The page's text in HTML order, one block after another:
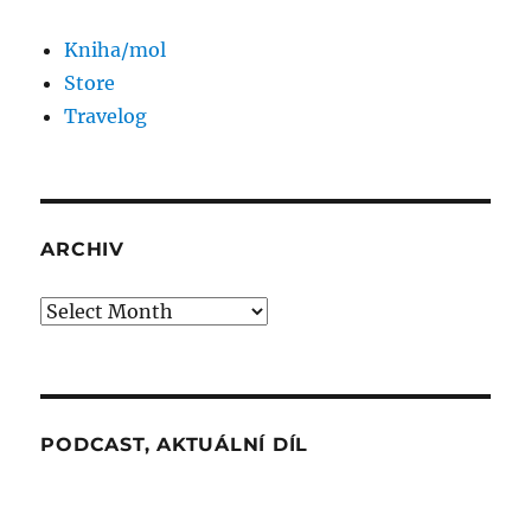
Kniha/mol
Store
Travelog
ARCHIV
Archiv
PODCAST, AKTUÁLNÍ DÍL